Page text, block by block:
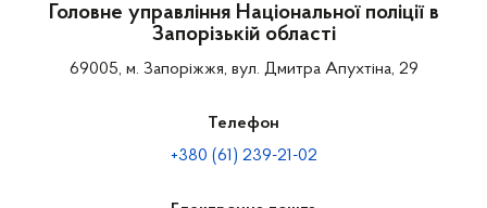
Головне управління Національної поліції в
Запорізькій області
69005, м. Запоріжжя, вул. Дмитра Апухтіна, 29
Телефон
+380 (61) 239-21-02